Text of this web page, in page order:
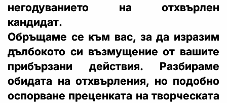
негодуванието на отхвърлен
кандидат.
Обръщаме се към вас, за да изразим
дълбокото си възмущение от вашите
прибързани действия. Разбираме
обидата на отхвърления, но подобно
оспорване преценката на творческата